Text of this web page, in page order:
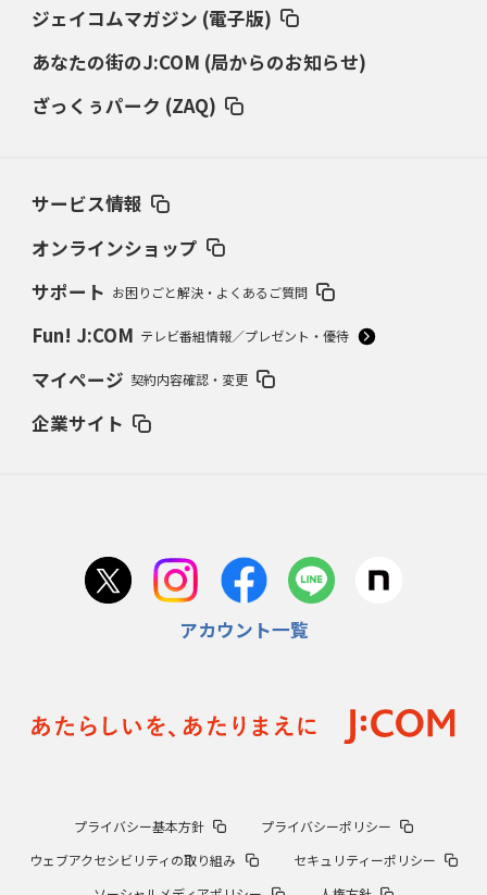
ジェイコムマガジン (電子版)
あなたの街のJ:COM (局からのお知らせ)
ざっくぅパーク (ZAQ)
サービス情報
オンラインショップ
サポート お困りごと解決・よくあるご質問
Fun! J:COM テレビ番組情報／プレゼント・優待
マイページ 契約内容確認・変更
企業サイト
アカウント一覧
プライバシー基本方針
プライバシーポリシー
ウェブアクセシビリティの取り組み
セキュリティーポリシー